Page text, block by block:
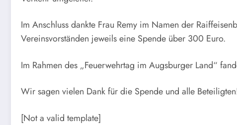
Im Anschluss dankte Frau Remy im Namen der
Vereinsvorständen jeweils eine Spende über 300 Euro.
Im Rahmen des „Feuerwehrtag im Augsburger Land“
Wir sagen vielen Dank für die Spende und alle
[Not a valid template]